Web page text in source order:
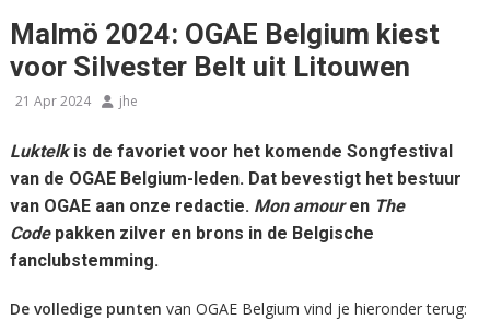
Malmö 2024: OGAE Belgium kiest
voor Silvester Belt uit Litouwen
21 Apr 2024 jhe
Luktelkis de favoriet voor het komende Songfestival
van de OGAE Belgium-leden. Dat bevestigt het bestuur
van OGAE aan onze redactie. Mon amouren The
Code pakken zilver en brons in de Belgische
fanclubstemming.
De volledige punten van OGAE Belgium vind je hieronder terug: